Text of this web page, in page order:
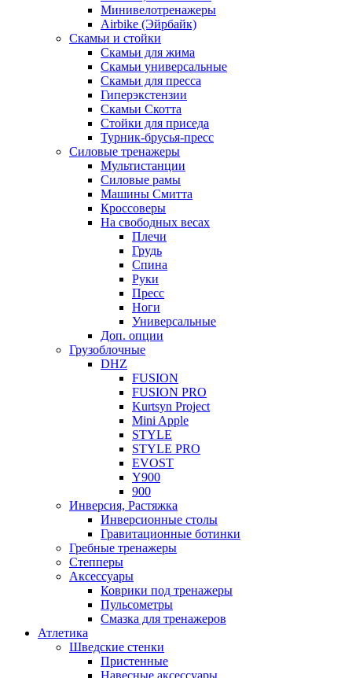
Минивелотренажеры
Airbike (Эйрбайк)
Скамьи и стойки
Скамьи для жима
Скамьи универсальные
Скамьи для пресса
Гиперэкстензии
Скамьи Скотта
Стойки для приседа
Турник-брусья-пресс
Силовые тренажеры
Мультистанции
Силовые рамы
Машины Смитта
Кроссоверы
На свободных весах
Плечи
Грудь
Спина
Руки
Пресс
Ноги
Универсальные
Доп. опции
Грузоблочные
DHZ
FUSION
FUSION PRO
Kurtsyn Project
Mini Apple
STYLE
STYLE PRO
EVOST
Y900
900
Инверсия, Растяжка
Инверсионные столы
Гравитационные ботинки
Гребные тренажеры
Степперы
Аксессуары
Коврики под тренажеры
Пульсометры
Смазка для тренажеров
Атлетика
Шведские стенки
Пристенные
Навесные аксессуары